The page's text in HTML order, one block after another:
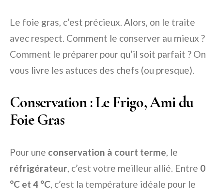
Le foie gras, c’est précieux. Alors, on le traite
avec respect. Comment le conserver au mieux ?
Comment le préparer pour qu’il soit parfait ? On
vous livre les astuces des chefs (ou presque).
Conservation : Le Frigo, Ami du
Foie Gras
Pour une conservation à court terme, le
réfrigérateur, c’est votre meilleur allié. Entre 0
°C et 4 °C, c’est la température idéale pour le